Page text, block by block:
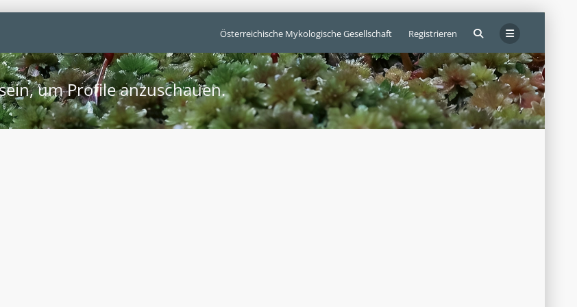
Österreichische Mykologische Gesellschaft Registrieren
um Profile anzuschauen.